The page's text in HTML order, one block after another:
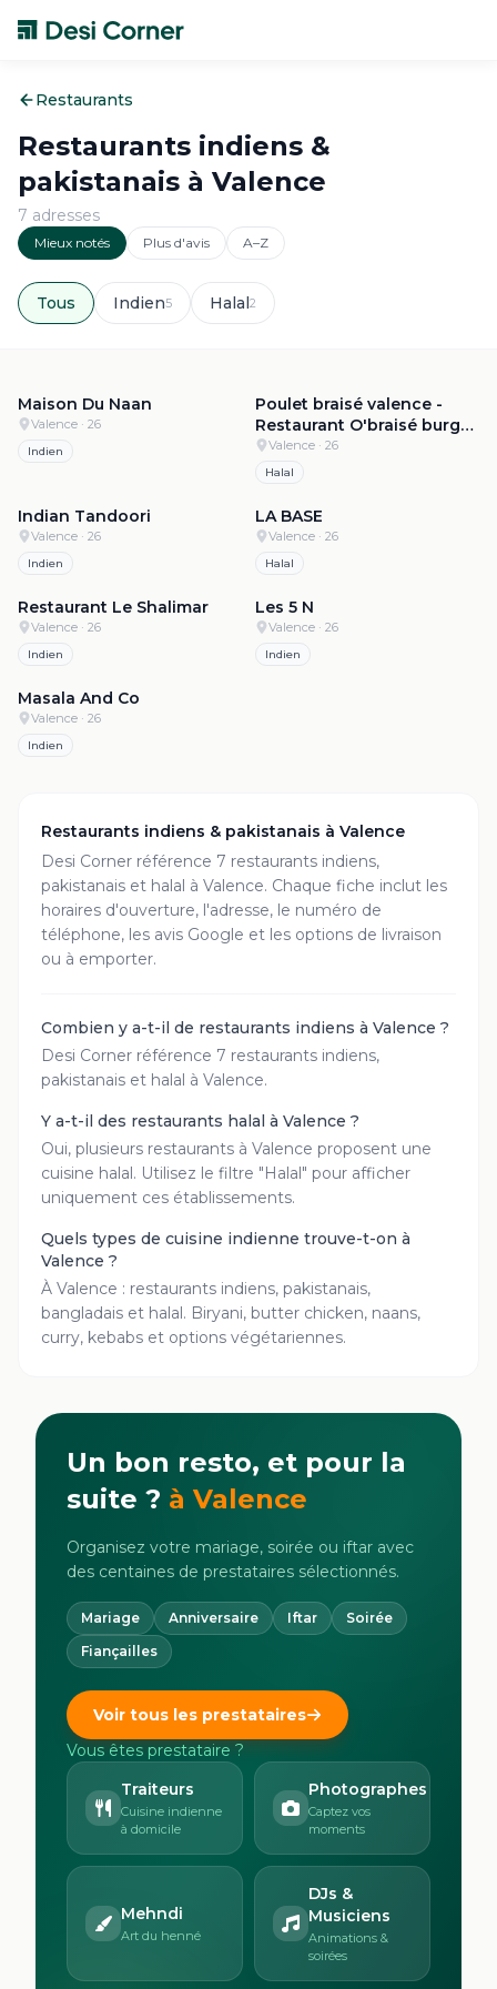
Restaurants
Restaurants indiens &
pakistanais à Valence
7 adresses
Mieux notés Plus d'avis A–Z
Tous Indien5 Halal2
Maison Du Naan
Valence · 26
Indien
Poulet braisé valence -
Restaurant O'braisé burger
valence
Valence · 26
Halal
Indian Tandoori
Valence · 26
Indien
LA BASE
Valence · 26
Halal
Restaurant Le Shalimar
Valence · 26
Indien
Les 5 N
Valence · 26
Indien
Masala And Co
Valence · 26
Indien
Restaurants indiens & pakistanais à Valence
Desi Corner référence 7 restaurants indiens,
pakistanais et halal à Valence. Chaque fiche inclut les
horaires d'ouverture, l'adresse, le numéro de
téléphone, les avis Google et les options de livraison
ou à emporter.
Combien y a-t-il de restaurants indiens à Valence ?
Desi Corner référence 7 restaurants indiens,
pakistanais et halal à Valence.
Y a-t-il des restaurants halal à Valence ?
Oui, plusieurs restaurants à Valence proposent une
cuisine halal. Utilisez le filtre "Halal" pour afficher
uniquement ces établissements.
Quels types de cuisine indienne trouve-t-on à
Valence ?
À Valence : restaurants indiens, pakistanais,
bangladais et halal. Biryani, butter chicken, naans,
curry, kebabs et options végétariennes.
Un bon resto, et pour la
suite ? à Valence
Organisez votre mariage, soirée ou iftar avec
des centaines de prestataires sélectionnés.
Mariage Anniversaire Iftar
Soirée
Fiançailles
Voir tous les prestataires
Vous êtes prestataire ?
Traiteurs
Cuisine indienne
à domicile
Photographes
Captez vos
moments
Mehndi
Art du henné
DJs &
Musiciens
Animations &
soirées